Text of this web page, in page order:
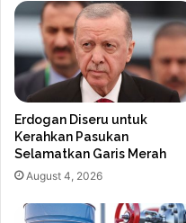
Erdogan Diseru untuk
Kerahkan Pasukan
Selamatkan Garis Merah
August 4, 2026